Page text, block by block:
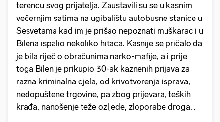
terencu svog prijatelja. Zaustavili su se u kasnim
večernjim satima na ugibalištu autobusne stanice u
Sesvetama kad im je prišao nepoznati muškarac i u
Bilena ispalio nekoliko hitaca. Kasnije se pričalo da
je bila riječ o obračunima narko-mafije, a i prije
toga Bilen je prikupio 30-ak kaznenih prijava za
razna kriminalna djela, od krivotvorenja isprava,
nedopuštene trgovine, pa zbog prijevara, teških
krađa, nanošenje teže ozljede, zloporabe droga...